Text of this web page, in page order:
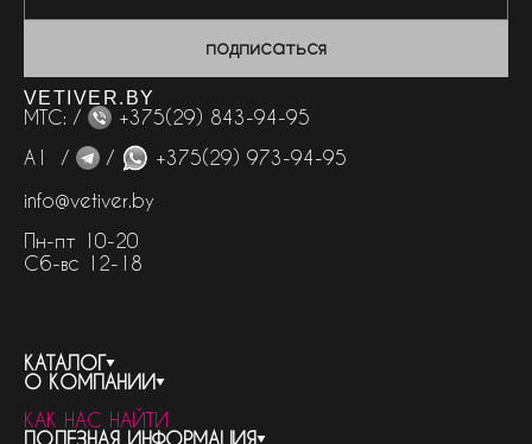
подписаться
VETIVER.BY
МТС: /
+375(29) 843-94-95
А1 /
/
+375(29) 973-94-95
info@vetiver.by
Пн-пт 10-20
Сб-вс 12-18
КАТАЛОГ
весь каталог
бренды
О КОМПАНИИ
контакты
КАК НАС НАЙТИ
ПОЛЕЗНАЯ ИНФОРМАЦИЯ